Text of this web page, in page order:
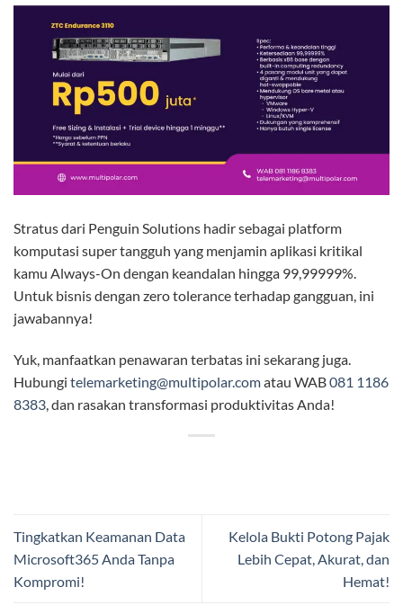
Stratus dari Penguin Solutions hadir sebagai platform
komputasi super tangguh yang menjamin aplikasi kritikal
kamu Always-On dengan keandalan hingga 99,99999%.
Untuk bisnis dengan zero tolerance terhadap gangguan, ini
jawabannya!
Yuk, manfaatkan penawaran terbatas ini sekarang juga.
Hubungi telemarketing@multipolar.comatau WAB081 1186
8383, dan rasakan transformasi produktivitas Anda!
Tingkatkan Keamanan Data
Microsoft365 Anda Tanpa
Kompromi!
Kelola Bukti Potong Pajak
Lebih Cepat, Akurat, dan
Hemat!